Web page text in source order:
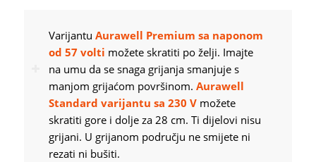
Varijantu Aurawell Premium sa naponom
od 57 volti možete skratiti po želji. Imajte
na umu da se snaga grijanja smanjuje s
manjom grijaćom površinom. Aurawell
Standard varijantu sa 230 Vmožete
skratiti gore i dolje za 28 cm. Ti dijelovi nisu
grijani. U grijanom području ne smijete ni
rezati ni bušiti.